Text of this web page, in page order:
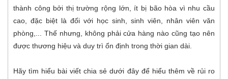
thành công bởi thị trường rộng lớn, ít bị bão hòa vì nhu cầu
cao, đặc biệt là đối với học sinh, sinh viên, nhân viên văn
phòng,... Thế nhưng, không phải cửa hàng nào cũng tạo nên
được thương hiệu và duy trì ổn định trong thời gian dài.
Hãy tìm hiểu bài viết chia sẻ dưới đây để hiểu thêm về rủi ro